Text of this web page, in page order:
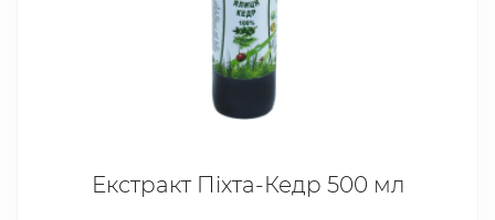
Екстракт Піхта-Кедр 500 мл